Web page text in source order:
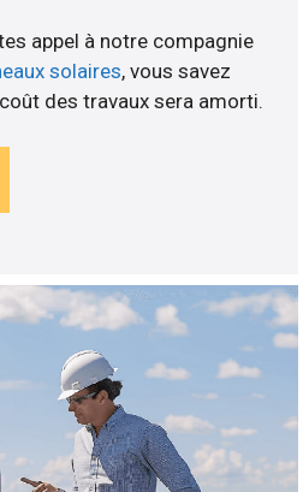
appel à notre compagnie
solaires, vous savez
des travaux sera amorti.